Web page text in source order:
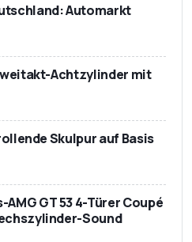
Automarkt
Achtzylinder mit
Skulpur auf Basis
GT 53 4-Türer Coupé
Sound